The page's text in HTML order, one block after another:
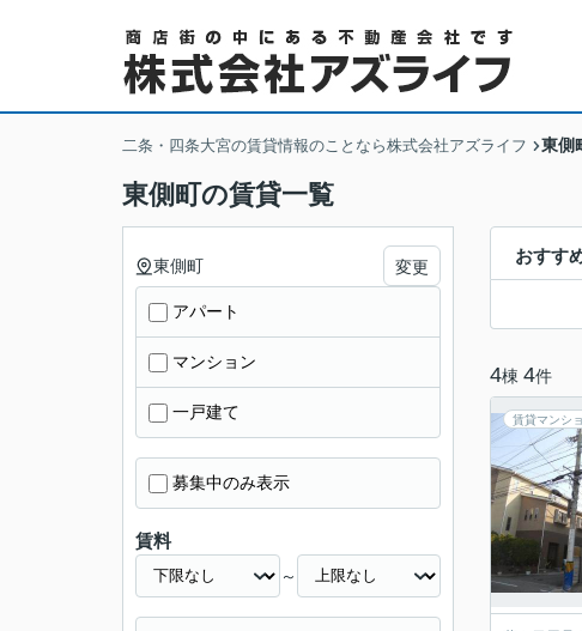
二条・四条大宮の賃貸情報のことなら株式会社アズライフ 東側
東側町の賃貸一覧
おすす
4棟 4件
賃貸マンシ
東側町 変更
アパート
マンション
一戸建て
募集中のみ表示
賃料
～